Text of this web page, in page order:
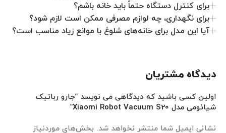
برای کنترل دستگاه حتماً باید خانه باشم؟
برای نگهداری، چه لوازم مصرفی ممکن است لازم شود؟
آیا این مدل برای خانه‌های شلوغ با موانع زیاد مناسب است؟
دیدگاه مشتریان
اولین کسی باشید که دیدگاهی می نویسد “جارو رباتیک
شیائومی مدل Xiaomi Robot Vacuum S20”
نشانی ایمیل شما منتشر نخواهد شد. بخش‌های موردنیاز